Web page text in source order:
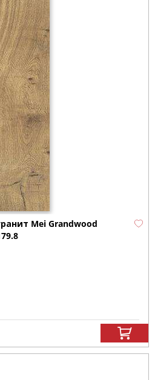
Mei Grandwood